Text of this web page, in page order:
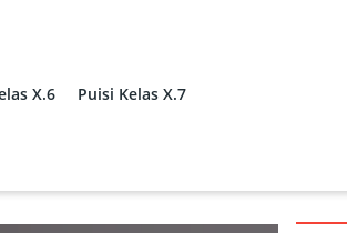
X.6 Puisi Kelas X.7